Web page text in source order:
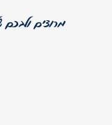
מרוצים